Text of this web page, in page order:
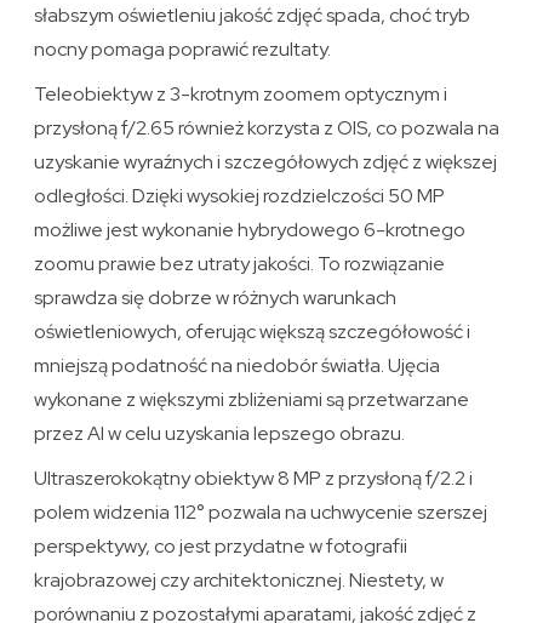
słabszym oświetleniu jakość zdjęć spada, choć tryb
nocny pomaga poprawić rezultaty.
Teleobiektyw z 3-krotnym zoomem optycznym i
przysłoną f/2.65 również korzysta z OIS, co pozwala na
uzyskanie wyraźnych i szczegółowych zdjęć z większej
odległości. Dzięki wysokiej rozdzielczości 50 MP
możliwe jest wykonanie hybrydowego 6-krotnego
zoomu prawie bez utraty jakości. To rozwiązanie
sprawdza się dobrze w różnych warunkach
oświetleniowych, oferując większą szczegółowość i
mniejszą podatność na niedobór światła. Ujęcia
wykonane z większymi zbliżeniami są przetwarzane
przez AI w celu uzyskania lepszego obrazu.
Ultraszerokokątny obiektyw 8 MP z przysłoną f/2.2 i
polem widzenia 112° pozwala na uchwycenie szerszej
perspektywy, co jest przydatne w fotografii
krajobrazowej czy architektonicznej. Niestety, w
porównaniu z pozostałymi aparatami, jakość zdjęć z